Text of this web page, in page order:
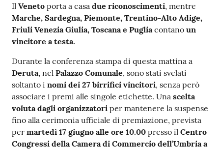
Il Veneto porta a casa due riconoscimenti, mentre
Marche, Sardegna, Piemonte, Trentino-Alto Adige,
Friuli Venezia Giulia, Toscana e Puglia contano un
vincitore a testa.
Durante la conferenza stampa di questa mattina a
Deruta, nel Palazzo Comunale, sono stati svelati
soltanto i nomi dei 27 birrifici vincitori, senza però
associare i premi alle singole etichette. Una scelta
voluta dagli organizzatori per mantenere la suspense
fino alla cerimonia ufficiale di premiazione, prevista
per martedì 17 giugno alle ore 10.00 presso il Centro
Congressi della Camera di Commercio dell’Umbria a